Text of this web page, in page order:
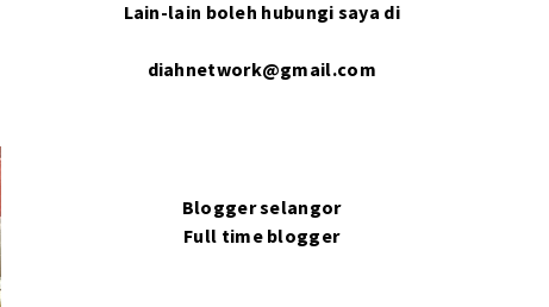
Lain-lain boleh hubungi saya di
diahnetwork@gmail.com
Blogger selangor
Full time blogger